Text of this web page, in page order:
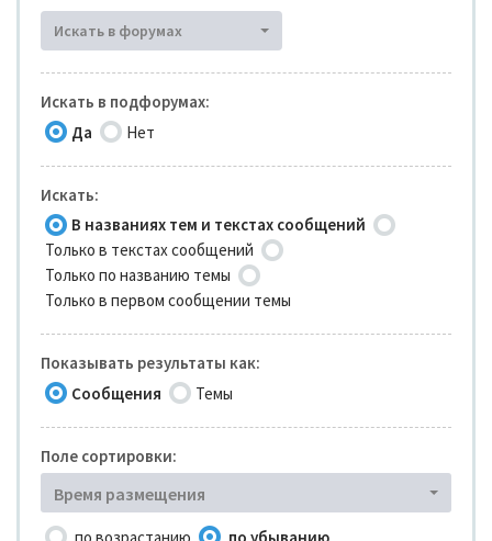
Искать в форумах
Искать в подфорумах:
Да
Нет
Искать:
В названиях тем и текстах сообщений
Только в текстах сообщений
Только по названию темы
Только в первом сообщении темы
Показывать результаты как:
Сообщения
Темы
Поле сортировки:
Время размещения